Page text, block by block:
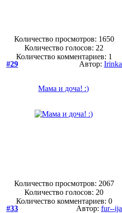
Количество просмотров: 1650
Количество голосов: 22
Количество комментариев: 1
#29
Автор: Irinka
Мама и доча! :)
Количество просмотров: 2067
Количество голосов: 20
Количество комментариев: 0
#33
Автор: fur--ija